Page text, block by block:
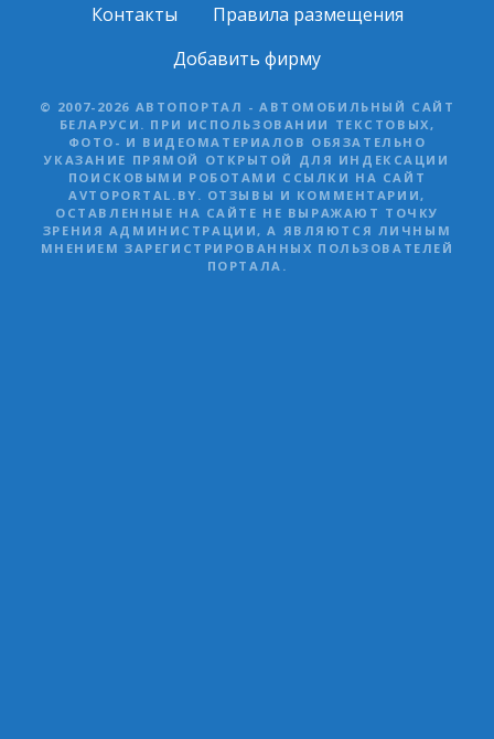
Контакты
Правила размещения
Добавить фирму
© 2007-2026 АВТОПОРТАЛ - АВТОМОБИЛЬНЫЙ САЙТ
БЕЛАРУСИ. ПРИ ИСПОЛЬЗОВАНИИ ТЕКСТОВЫХ,
ФОТО- И ВИДЕОМАТЕРИАЛОВ ОБЯЗАТЕЛЬНО
УКАЗАНИЕ ПРЯМОЙ ОТКРЫТОЙ ДЛЯ ИНДЕКСАЦИИ
ПОИСКОВЫМИ РОБОТАМИ ССЫЛКИ НА САЙТ
AVTOPORTAL.BY. ОТЗЫВЫ И КОММЕНТАРИИ,
ОСТАВЛЕННЫЕ НА САЙТЕ НЕ ВЫРАЖАЮТ ТОЧКУ
ЗРЕНИЯ АДМИНИСТРАЦИИ, А ЯВЛЯЮТСЯ ЛИЧНЫМ
МНЕНИЕМ ЗАРЕГИСТРИРОВАННЫХ ПОЛЬЗОВАТЕЛЕЙ
ПОРТАЛА.